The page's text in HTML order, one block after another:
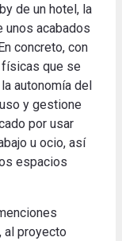
de un hotel, la
unos acabados
concreto, con
que se
autonomía del
y gestione
por usar
u ocio, así
espacios
al proyecto